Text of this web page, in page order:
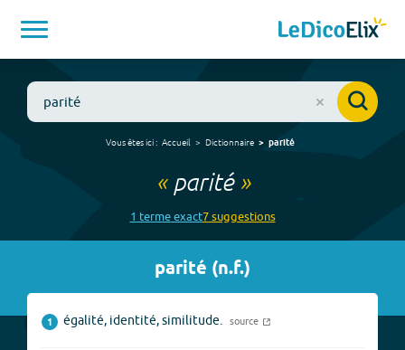
Vous êtes ici : Accueil Dictionnaire parité
« parité»
1 termeexact7suggestions
parité (n.f.)
1 égalité, identité, similitude. source